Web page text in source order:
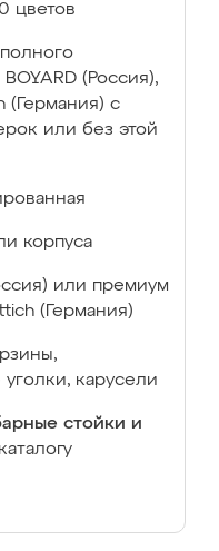
цветов
(Россия),
(Германия) с
или без этой
корпуса
или премиум
(Германия)
карусели
стойки и